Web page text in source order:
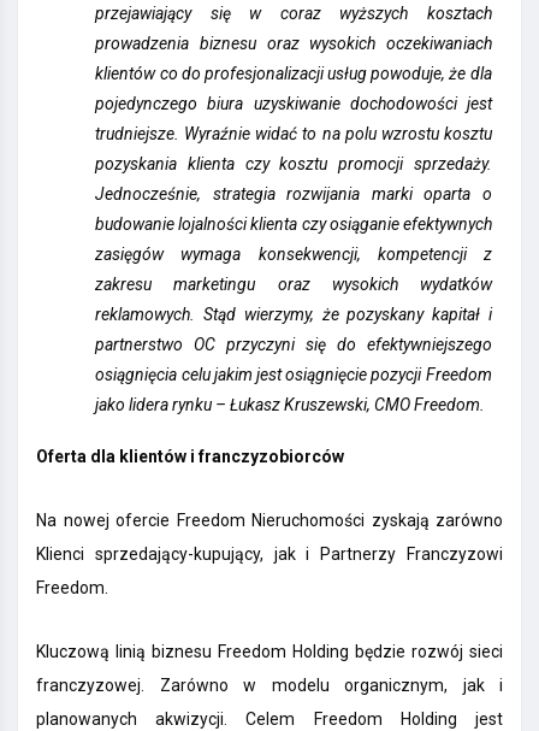
przejawiający się w coraz wyższych kosztach
prowadzenia biznesu oraz wysokich oczekiwaniach
klientów co do profesjonalizacji usług powoduje, że dla
pojedynczego biura uzyskiwanie dochodowości jest
trudniejsze. Wyraźnie widać to na polu wzrostu kosztu
pozyskania klienta czy kosztu promocji sprzedaży.
Jednocześnie, strategia rozwijania marki oparta o
budowanie lojalności klienta czy osiąganie efektywnych
zasięgów wymaga konsekwencji, kompetencji z
zakresu marketingu oraz wysokich wydatków
reklamowych. Stąd wierzymy, że pozyskany kapitał i
partnerstwo OC przyczyni się do efektywniejszego
osiągnięcia celu jakim jest osiągnięcie pozycji Freedom
jako lidera rynku – Łukasz Kruszewski, CMO Freedom.
Oferta dla klientów i franczyzobiorców
Na nowej ofercie Freedom Nieruchomości zyskają zarówno
Klienci sprzedający-kupujący, jak i Partnerzy Franczyzowi
Freedom.
Kluczową linią biznesu Freedom Holding będzie rozwój sieci
franczyzowej. Zarówno w modelu organicznym, jak i
planowanych akwizycji. Celem Freedom Holding jest